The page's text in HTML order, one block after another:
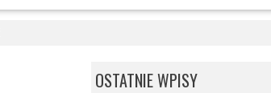
OSTATNIE WPISY